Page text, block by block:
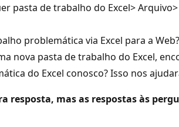
pasta de trabalho do Excel>
problemática via Excel para a Web?
nova pasta de trabalho do Excel,
do Excel conosco? Isso nos
resposta, mas as respostas às